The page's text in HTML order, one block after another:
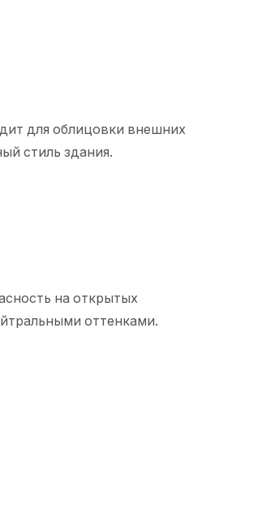
для облицовки внешних
стиль здания.
на открытых
оттенками.